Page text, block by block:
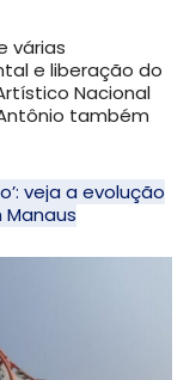
várias
e liberação do
Nacional
também
veja a evolução